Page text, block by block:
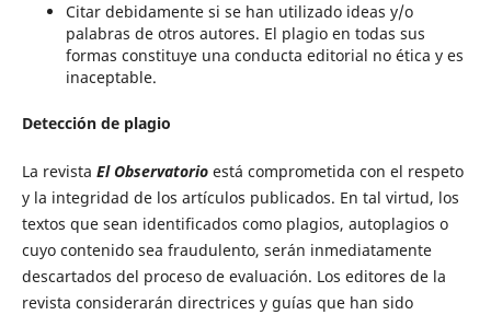
Citar debidamente si se han utilizado ideas y/o
palabras de otros autores. El plagio en todas sus
formas constituye una conducta editorial no ética y es
inaceptable.
Detección de plagio
La revista El Observatorioestá comprometida con el respeto
y la integridad de los artículos publicados. En tal virtud, los
textos que sean identificados como plagios, autoplagios o
cuyo contenido sea fraudulento, serán inmediatamente
descartados del proceso de evaluación. Los editores de la
revista considerarán directrices y guías que han sido